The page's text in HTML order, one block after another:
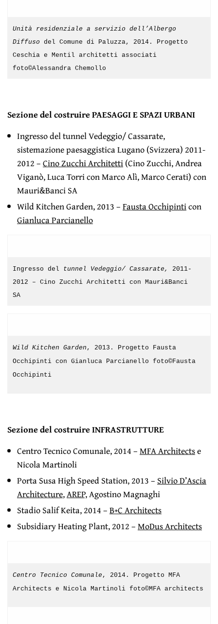
Unità residenziale a servizio dell’Albergo
Diffuso del Comune di Paluzza, 2014. Progetto
Ceschia e Mentil architetti associati
foto©Alessandra Chemollo
Sezione del costruire PAESAGGI E SPAZI URBANI
Ingresso del tunnel Vedeggio/ Cassarate,
sistemazione paesaggistica Lugano (Svizzera) 2011-
2012 –Cino Zucchi Architetti(Cino Zucchi, Andrea
Viganò, Luca Torri con Marco Alì, Marco Cerati) con
Mauri&Banci SA
Wild Kitchen Garden, 2013 –Fausta Occhipinticon
Gianluca Parcianello
Ingresso del tunnel Vedeggio/ Cassarate,
2011-
2012 – Cino Zucchi Architetti con Mauri&Banci
SA
Wild Kitchen Garden , 2013. Progetto Fausta
Occhipinti con Gianluca Parcianello foto©Fausta
Occhipinti
Sezione del costruire INFRASTRUTTURE
Centro Tecnico Comunale, 2014 –MFA Architectse
Nicola Martinoli
Porta Susa High Speed Station, 2013 – Silvio D’Ascia
Architecture,AREP,Agostino Magnaghi
Stadio Salif Keita, 2014 –B+C Architects
Subsidiary Heating Plant, 2012 –MoDus Architects
Centro Tecnico Comunale , 2014. Progetto MFA
Architects e Nicola Martinoli foto©MFA architects